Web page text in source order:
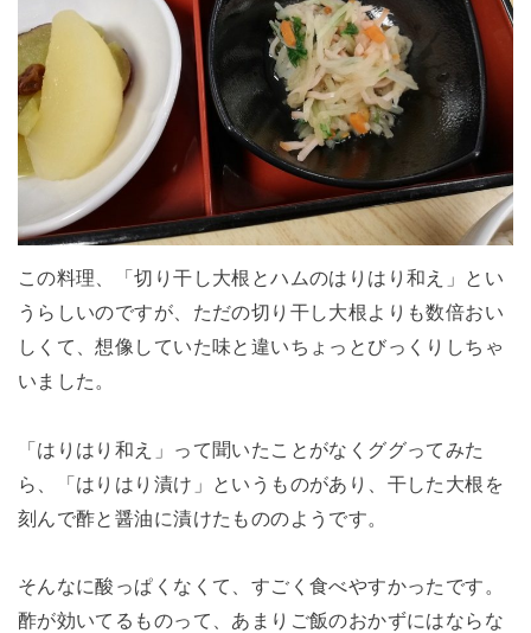
この料理、「切り干し大根とハムのはりはり和え」とい
うらしいのですが、ただの切り干し大根よりも数倍おい
しくて、想像していた味と違いちょっとびっくりしちゃ
いました。
「はりはり和え」って聞いたことがなくググってみた
ら、「はりはり漬け」というものがあり、干した大根を
刻んで酢と醤油に漬けたもののようです。
そんなに酸っぱくなくて、すごく食べやすかったです。
酢が効いてるものって、あまりご飯のおかずにはならな